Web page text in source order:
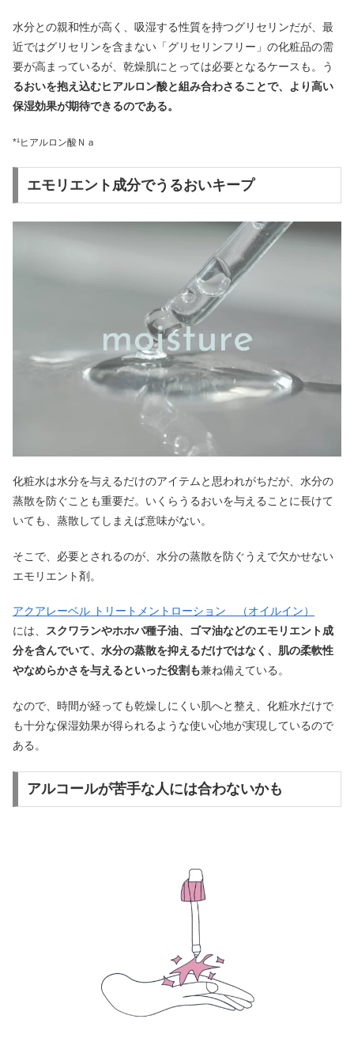
水分との親和性が高く、吸湿する性質を持つグリセリンだが、最
近ではグリセリンを含まない「グリセリンフリー」の化粧品の需
要が高まっているが、乾燥肌にとっては必要となるケースも。う
るおいを抱え込むヒアルロン酸と組み合わさることで、より高い
保湿効果が期待できるのである。
*¹ヒアルロン酸Ｎａ
エモリエント成分でうるおいキープ
化粧水は水分を与えるだけのアイテムと思われがちだが、水分の
蒸散を防ぐことも重要だ。いくらうるおいを与えることに長けて
いても、蒸散してしまえば意味がない。
そこで、必要とされるのが、水分の蒸散を防ぐうえで欠かせない
エモリエント剤。
アクアレーベル トリートメントローション （オイルイン）
には、 スクワランやホホバ種子油、ゴマ油などのエモリエント成
分を含んでいて、水分の蒸散を抑えるだけではなく、肌の柔軟性
やなめらかさを与えるといった役割も兼ね備えている。
なので、時間が経っても乾燥しにくい肌へと整え、化粧水だけで
も十分な保湿効果が得られるような使い心地が実現しているので
ある。
アルコールが苦手な人には合わないかも